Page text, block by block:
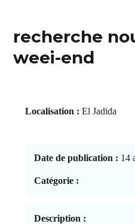
recherche
weei-end
Localisation : El Jadida
Date de publication : 14
Catégorie :
Description :